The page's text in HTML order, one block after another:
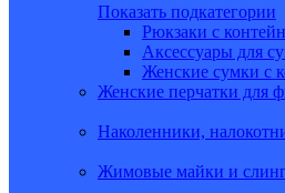
Показать подкатегории
Рюкзаки с
Аксессуары для
Женские сумки с
Женские перчатки для
Наколенники,
Жимовые майки и